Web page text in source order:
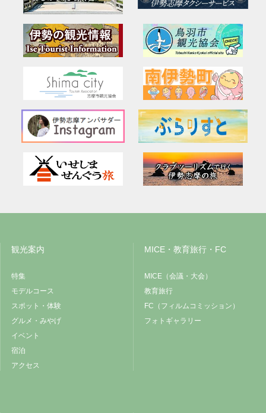
観光案内
特集
モデルコース
スポット・体験
グルメ・みやげ
イベント
宿泊
アクセス
MICE・教育旅行・FC
MICE（会議・大会）
教育旅行
FC（フィルムコミッション）
フォトギャラリー